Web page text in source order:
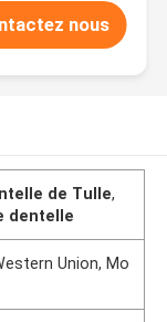
nous
de Tulle,
dentelle
Union, Mo